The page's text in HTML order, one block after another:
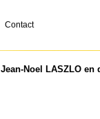
Contact
Jean-Noel LASZLO en